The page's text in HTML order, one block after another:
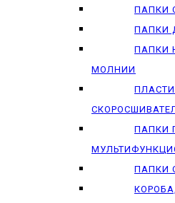
ПАПКИ
ПАПКИ
ПАПКИ
МОЛНИИ
ПАПКИ
ПАПКИ